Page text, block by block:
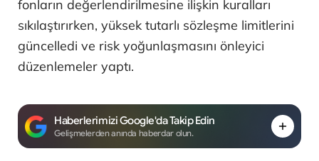
fonların değerlendirilmesine ilişkin kuralları
sıkılaştırırken, yüksek tutarlı sözleşme limitlerini
güncelledi ve risk yoğunlaşmasını önleyici
düzenlemeler yaptı.
Haberlerimizi Google'da Takip Edin
Gelişmelerden anında haberdar olun.